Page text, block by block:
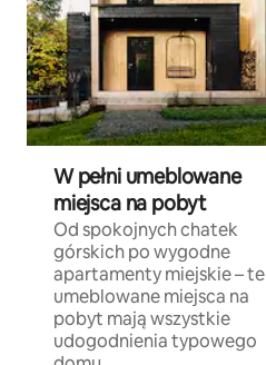
W pełni umeblowane
miejsca na pobyt
Od spokojnych chatek
górskich po wygodne
apartamenty miejskie – te
umeblowane miejsca na
pobyt mają wszystkie
udogodnienia typowego